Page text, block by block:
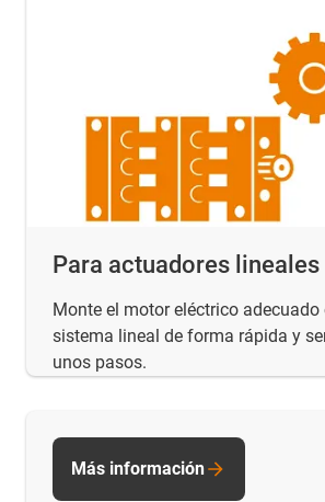
Para actuadores
Monte el motor eléctrico adecuado
sistema lineal de forma rápida y
unos pasos.
Más información